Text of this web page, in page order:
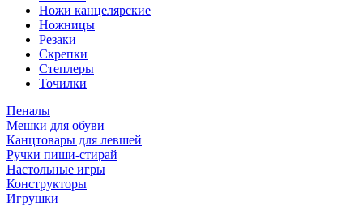
Ножи канцелярские
Ножницы
Резаки
Скрепки
Степлеры
Точилки
Пеналы
Мешки для обуви
Канцтовары для левшей
Ручки пиши-стирай
Настольные игры
Конструкторы
Игрушки